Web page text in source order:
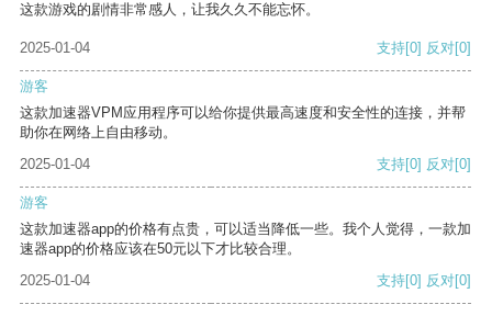
这款游戏的剧情非常感人，让我久久不能忘怀。
2025-01-04 支持[0] 反对[0]
游客
这款加速器VPM应用程序可以给你提供最高速度和安全性的连接，并帮
助你在网络上自由移动。
2025-01-04
支持[0] 反对[0]
游客
这款加速器app的价格有点贵，可以适当降低一些。我个人觉得，一款加
速器app的价格应该在50元以下才比较合理。
2025-01-04
支持[0] 反对[0]